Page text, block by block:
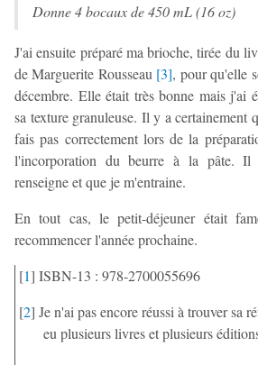
Donne 4 bocaux de 450 mL (16 oz)
J'ai ensuite préparé ma brioche, tirée du
de Marguerite Rousseau [3], pour qu'elle
décembre. Elle était très bonne mais j'ai
sa texture granuleuse. Il y a certainement
fais pas correctement lors de la
l'incorporation du beurre à la pâte.
renseigne et que je m'entraine.
En tout cas, le petit-déjeuner était
recommencer l'année prochaine.
[1] ISBN-13 : 978-2700055696
[2] Je n'ai pas encore réussi à trouver sa
eu plusieurs livres et plusieurs